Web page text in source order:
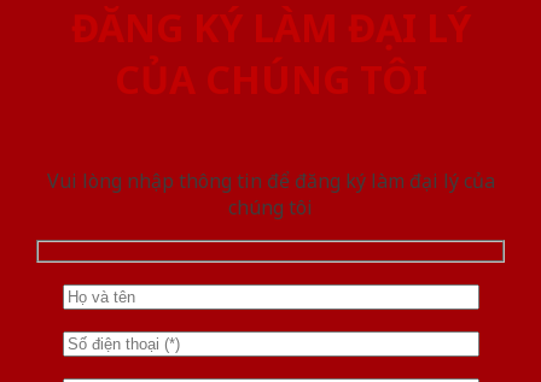
ĐĂNG KÝ LÀM ĐẠI LÝ
CỦA CHÚNG TÔI
Vui lòng nhập thông tin để đăng ký làm đại lý của
chúng tôi